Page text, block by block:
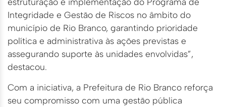
Integridade e Gestão de Riscos no âmbito do
município de Rio Branco, garantindo prioridade
política e administrativa às ações previstas e
assegurando suporte às unidades envolvidas”,
destacou.
Com a iniciativa, a Prefeitura de Rio Branco reforça
seu compromisso com uma gestão pública